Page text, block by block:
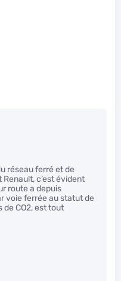
réseau ferré et de
c’est évident
route a depuis
voie ferrée au statut de
de CO2, est tout